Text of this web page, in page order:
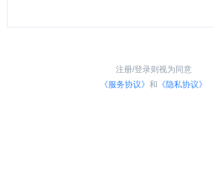
注册/登录则视为同意
《服务协议》 和 《隐私协议》